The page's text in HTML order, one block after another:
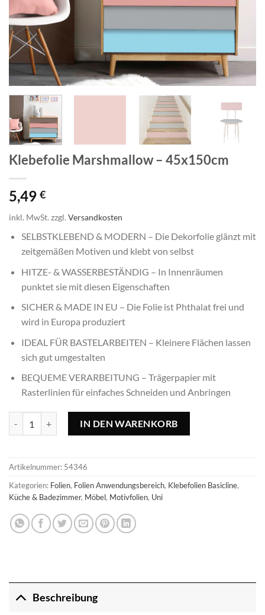
Klebefolie Marshmallow – 45x150cm
5,49 €
inkl. MwSt. zzgl. Versandkosten
SELBSTKLEBEND & MODERN – Die Dekorfolie glänzt mit
zeitgemäßen Motiven und klebt von selbst
HITZE- & WASSERBESTÄNDIG – In Innenräumen
punktet sie mit diesen Eigenschaften
SICHER & MADE IN EU – Die Folie ist Phthalat frei und
wird in Europa produziert
IDEAL FÜR BASTELARBEITEN – Kleinere Flächen lassen
sich gut umgestalten
BEQUEME VERARBEITUNG – Trägerpapier mit
Rasterlinien für einfaches Schneiden und Anbringen
IN DEN WARENKORB
Artikelnummer: 54346
Kategorien: Folien, Folien Anwendungsbereich, Klebefolien Basicline,
Küche & Badezimmer, Möbel, Motivfolien, Uni
Beschreibung